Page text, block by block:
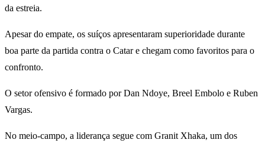
da estreia.
Apesar do empate, os suíços apresentaram superioridade durante
boa parte da partida contra o Catar e chegam como favoritos para o
confronto.
O setor ofensivo é formado por Dan Ndoye, Breel Embolo e Ruben
Vargas.
No meio-campo, a liderança segue com Granit Xhaka, um dos